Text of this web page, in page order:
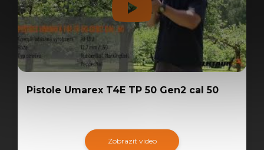
Pistole Umarex T4E TP 50 Gen2 cal 50
Zobrazit video